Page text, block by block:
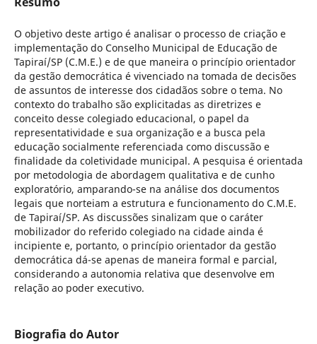
O objetivo deste artigo é analisar o processo de criação e
implementação do Conselho Municipal de Educação de
Tapiraí/SP (C.M.E.) e de que maneira o princípio orientador
da gestão democrática é vivenciado na tomada de decisões
de assuntos de interesse dos cidadãos sobre o tema. No
contexto do trabalho são explicitadas as diretrizes e
conceito desse colegiado educacional, o papel da
representatividade e sua organização e a busca pela
educação socialmente referenciada como discussão e
finalidade da coletividade municipal. A pesquisa é orientada
por metodologia de abordagem qualitativa e de cunho
exploratório, amparando-se na análise dos documentos
legais que norteiam a estrutura e funcionamento do C.M.E.
de Tapiraí/SP. As discussões sinalizam que o caráter
mobilizador do referido colegiado na cidade ainda é
incipiente e, portanto, o princípio orientador da gestão
democrática dá-se apenas de maneira formal e parcial,
considerando a autonomia relativa que desenvolve em
relação ao poder executivo.
Biografia do Autor